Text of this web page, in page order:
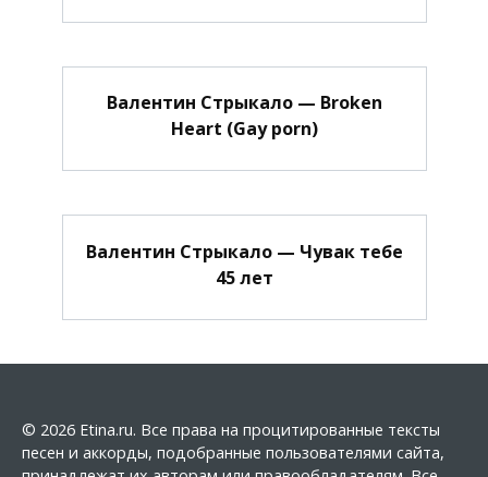
Валентин Стрыкало — Broken
Heart (Gay porn)
Валентин Стрыкало — Чувак тебе
45 лет
© 2026 Etina.ru. Все права на процитированные тексты
песен и аккорды, подобранные пользователями сайта,